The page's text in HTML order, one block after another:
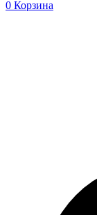
0 Корзина